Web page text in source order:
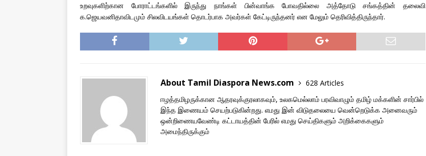
உறவுகளிற்கான போராட்டங்களில் இருந்து நாங்கள் பின்வாங்க போவதில்லை அத்தோடு சங்கத்தின் தலைவி
க.ஜெயவனிதாவிடமும் சிலவிடயங்கள் தொடர்பாக அவர்கள் கேட்டிருந்தனர் என மேலும் தெரிவித்திருந்தார்.
About Tamil Diaspora News.com
628 Articles
ஈழத்தமிழருக்கான ஆதரவுக்குரலாகவும், உலகமெல்லாம் பரவிவாழும் தமிழ் மக்களின் சார்பில்
இந்த இணையம் செயற்படுகின்றது. எமது இன் விடுதலையை வென்றெடுக்க அனைவரும்
ஒன்றிணையவேண்டி கட்டாயத்தின் பேரில் எமது செய்திகளும் அறிக்கைகளும்
அமைந்திருக்கும்